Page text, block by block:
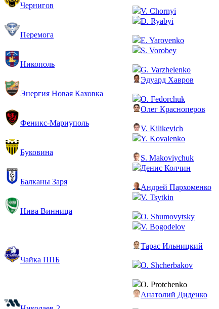
Чернигов
V. Chornyi
Перемога
D. Ryabyi
E. Yarovenko
Никополь
S. Vorobey
G. Varzhelenko
Энергия Новая Каховка
Эдуард Хавров
O. Fedorchuk
Феникс-Мариуполь
Олег Красноперов
V. Kilikevich
Буковина
Y. Kovalenko
S. Makoviychuk
Балканы Заря
Денис Колчин
Андрей Пархоменко
Нива Винница
V. Tsytkin
O. Shumovytsky
Чайка ППБ
V. Bogodelov
Тарас Ильницкий
O. Shcherbakov
O. Protchenko
Анатолий Диденко